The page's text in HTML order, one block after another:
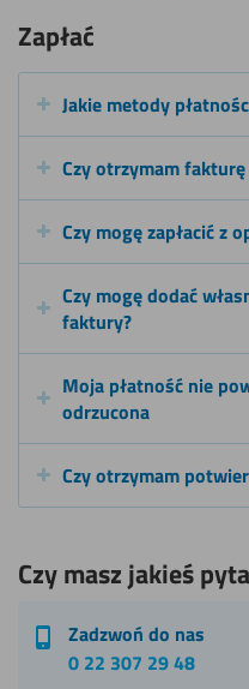
Zapłać
Jakie metody
Czy otrzymam
Czy mogę zapłacić z
Czy mogę dodać
faktury?
Moja płatność nie
odrzucona
Czy otrzymam
Czy masz jakieś
Zadzwoń do nas
0 22 307 29 48